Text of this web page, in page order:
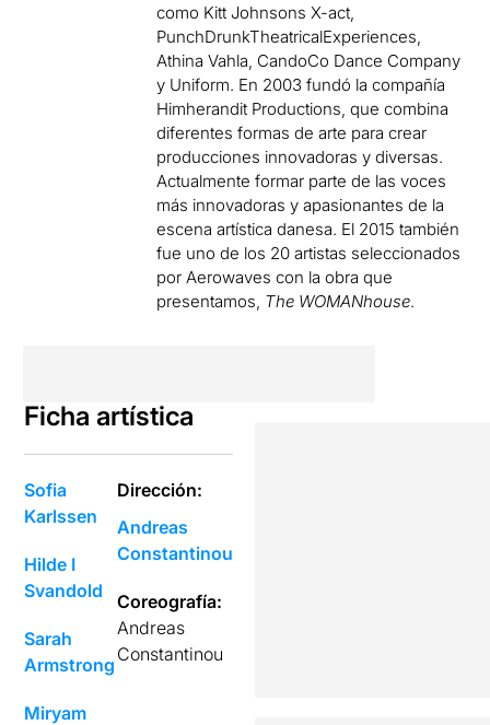
como Kitt Johnsons X-act,
PunchDrunkTheatricalExperiences,
Athina Vahla, CandoCo Dance Company
y Uniform. En 2003 fundó la compañía
Himherandit Productions, que combina
diferentes formas de arte para crear
producciones innovadoras y diversas.
Actualmente formar parte de las voces
más innovadoras y apasionantes de la
escena artística danesa. El 2015 también
fue uno de los 20 artistas seleccionados
por Aerowaves con la obra que
presentamos, The WOMANhouse.
Ficha artística
Sofia
Karlssen
Hilde I
Svandold
Sarah
Armstrong
Miryam
Dirección:
Andreas
Constantinou
Coreografía:
Andreas
Constantinou